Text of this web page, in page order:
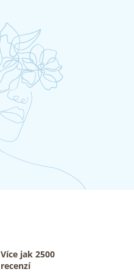
Více jak 2500
recenzí